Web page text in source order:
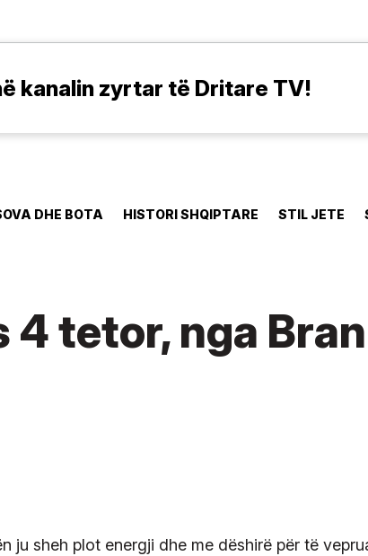
kanalin zyrtar të Dritare TV!
DHE BOTA HISTORI SHQIPTARE STIL JETE
4 tetor, nga
ju sheh plot energji dhe me dëshirë për të